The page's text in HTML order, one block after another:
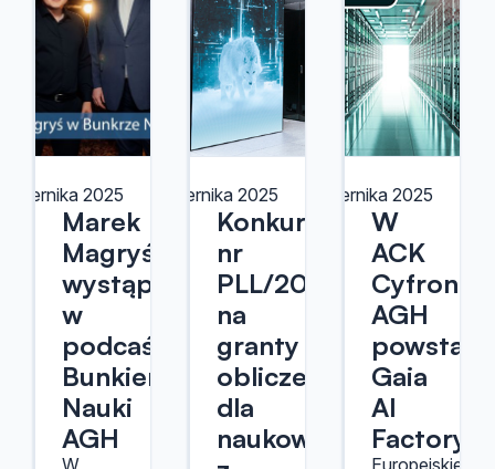
2025
Marek
Magryś
wystąpił
w
podcaście
Bunkier
Nauki
AGH
W
21 października 2025
Konkurs
nr
PLL/2025/09
na
granty
obliczeniowe
dla
naukowców
10 października 2025
W
ACK
Cyfronet
AGH
Gaia
AI
Factory
Europejskie